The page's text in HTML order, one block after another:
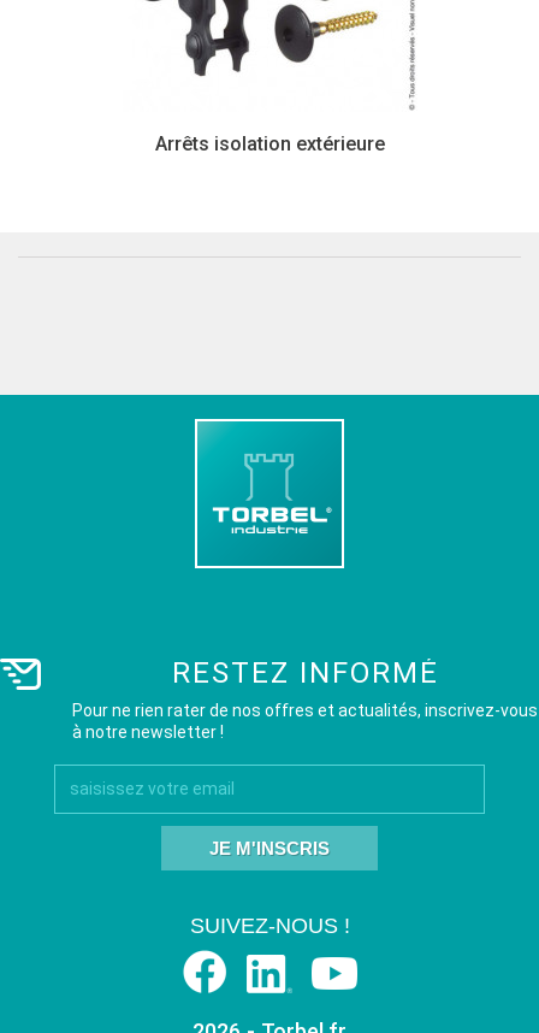
Arrêts isolation extérieure
RESTEZ INFORMÉ
Pour ne rien rater de nos offres et actualités, inscrivez-vous
à notre newsletter !
JE M'INSCRIS
SUIVEZ-NOUS !